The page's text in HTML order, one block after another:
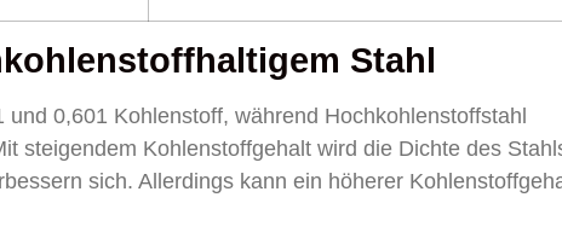
Stahl
0,601 Kohlenstoff, während Hochkohlenstoffstahl
steigendem Kohlenstoffgehalt wird die Dichte des
sich. Allerdings kann ein höherer